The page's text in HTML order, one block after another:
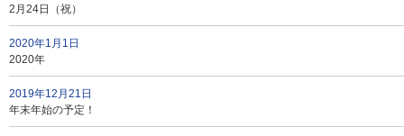
2月24日（祝）
2020年1月1日
2020年
2019年12月21日
年末年始の予定！